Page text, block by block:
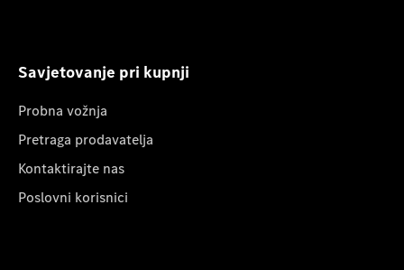
Savjetovanje pri kupnji
Probna vožnja
Pretraga prodavatelja
Kontaktirajte nas
Poslovni korisnici